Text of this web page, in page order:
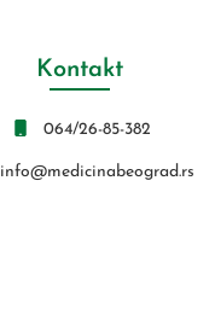
Kontakt
064/26-85-382
info@medicinabeograd.rs